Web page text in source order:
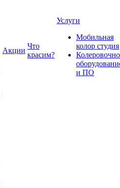
Акции
Что
красим?
Услуги
Мобильная
колор студия
и ПО